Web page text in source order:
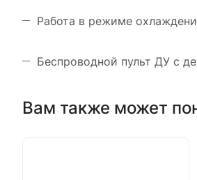
Работа в режиме
Беспроводной пульт ДУ с
Вам также может